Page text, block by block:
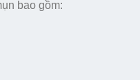
bao gồm: